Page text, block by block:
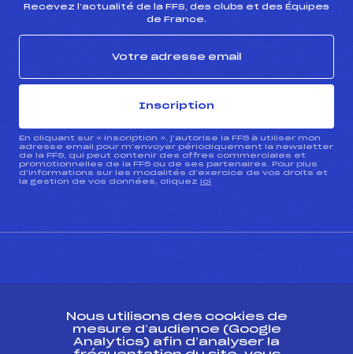
Recevez l’actualité de la FFS, des clubs et des Équipes
de France.
Inscription
En cliquant sur « inscription », j’autorise la FFS à utiliser mon
adresse email pour m’envoyer périodiquement la newsletter
de la FFS, qui peut contenir des offres commerciales et
promotionnelles de la FFS ou de ses partenaires. Pour plus
d’informations sur les modalités d’exercice de vos droits et
la gestion de vos données, cliquez ici
Nous utilisons des cookies de
mesure d’audience (Google
Analytics) afin d’analyser la